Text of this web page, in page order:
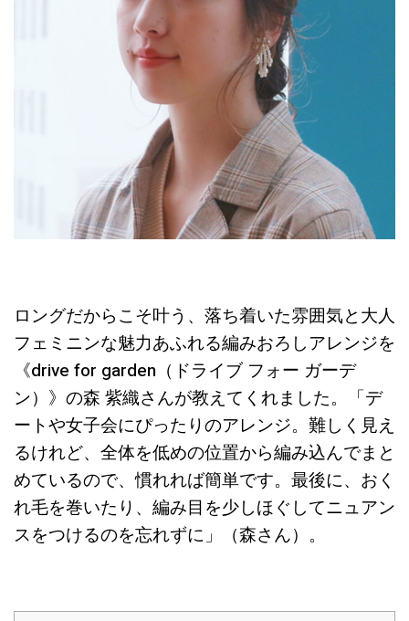
ロングだからこそ叶う、落ち着いた雰囲気と大人
フェミニンな魅力あふれる編みおろしアレンジを
《drive for garden（ドライブ フォー ガーデ
ン）》の森 紫織さんが教えてくれました。「デ
ートや女子会にぴったりのアレンジ。難しく見え
るけれど、全体を低めの位置から編み込んでまと
めているので、慣れれば簡単です。最後に、おく
れ毛を巻いたり、編み目を少しほぐしてニュアン
スをつけるのを忘れずに」（森さん）。